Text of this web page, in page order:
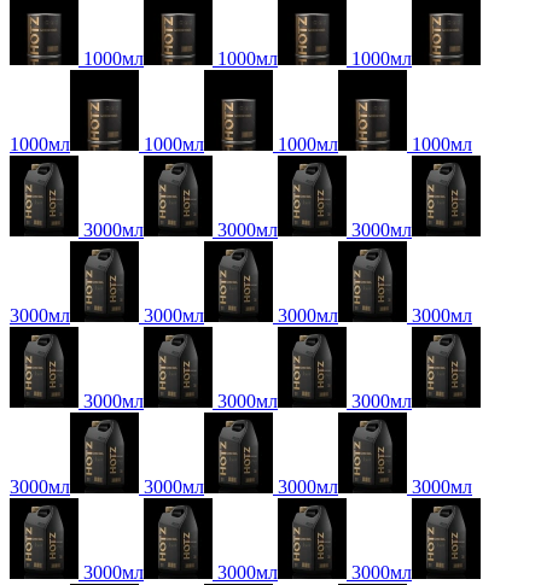
1000мл 1000мл 1000мл
1000мл 1000мл 1000мл 1000мл
3000мл 3000мл 3000мл
3000мл 3000мл 3000мл 3000мл
3000мл 3000мл 3000мл
3000мл 3000мл 3000мл 3000мл
3000мл 3000мл 3000мл